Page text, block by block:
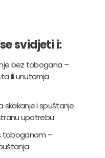
svidjeti i:
bez tobogana –
ili unutarnja
skakanje i spuštanje
upotrebu
toboganom –